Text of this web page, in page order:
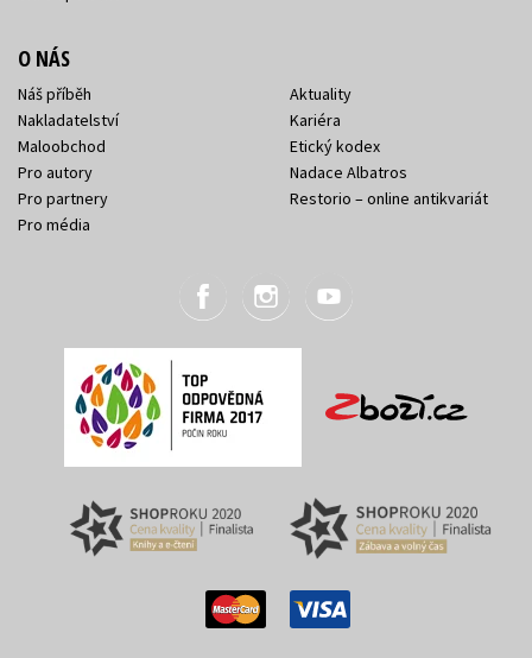
O NÁS
Náš příběh
Nakladatelství
Maloobchod
Pro autory
Pro partnery
Pro média
Aktuality
Kariéra
Etický kodex
Nadace Albatros
Restorio – online antikvariát